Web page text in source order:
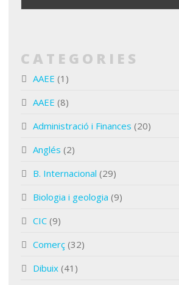
CATEGORIES
AAEE (1)
AAEE (8)
Administració i Finances (20)
Anglés (2)
B. Internacional (29)
Biologia i geologia (9)
CIC (9)
Comerç (32)
Dibuix (41)